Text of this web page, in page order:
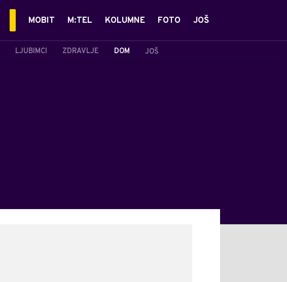
LJUBIMCI ZDRAVLJE DOM JOŠ
MOBIT M:TEL KOLUMNE FOTO JOŠ